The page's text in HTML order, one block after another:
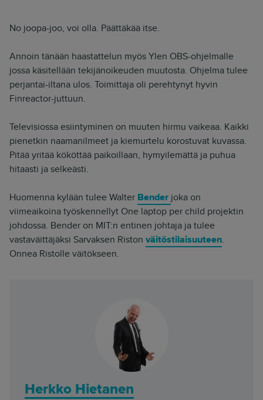
No joopa-joo, voi olla. Päättäkää itse.
Annoin tänään haastattelun myös Ylen OBS-ohjelmalle
jossa käsitellään tekijänoikeuden muutosta. Ohjelma tulee
perjantai-iltana ulos. Toimittaja oli perehtynyt hyvin
Finreactor-juttuun.
Televisiossa esiintyminen on muuten hirmu vaikeaa. Kaikki
pienetkin naamanilmeet ja kiemurtelu korostuvat kuvassa.
Pitää yritää kököttää paikoillaan, hymyilemättä ja puhua
hitaasti ja selkeästi.
Huomenna kylään tulee Walter Bender joka on
viimeaikoina työskennellyt One laptop per child projektin
johdossa. Bender on MIT:n entinen johtaja ja tulee
vastaväittäjäksi Sarvaksen Riston väitöstilaisuuteen.
Onnea Ristolle väitökseen.
Herkko Hietanen